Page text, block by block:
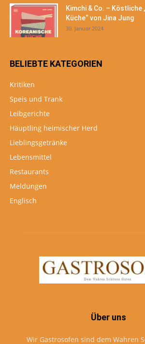
Kimchi & Co. – Köstliche
Küche“ von Jina Jung
30. Januar 2024
BELIEBTE KATEGORIEN
Kritiken
Speis und Trank
Leibgerichte
Häuptling heimischer Herd
Lieblingsgetränke
Lebensmittel
Restaurants
Meldungen
Englisch
Über uns
Wir Gastrosofen sind dem Wahren